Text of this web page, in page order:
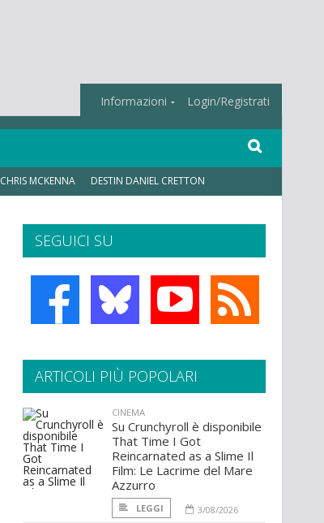
Informazioni Login/Registrati
CHRIS MCKENNA DESTIN DANIEL CRETTON
SEGUICI SU
ARTICOLI PIÙ POPOLARI
CINEMA
Su Crunchyroll è disponibile
That Time I Got
Reincarnated as a Slime Il
Film: Le Lacrime del Mare
Azzurro
LEGGI 3/08/2026